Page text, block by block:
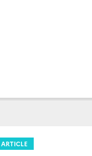
ARTICLE